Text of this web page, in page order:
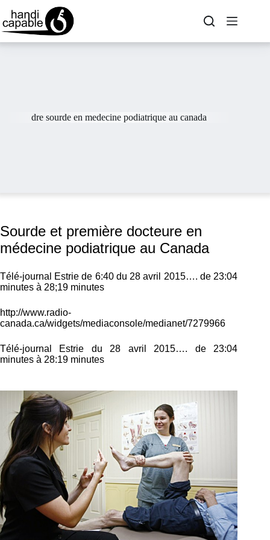
dre sourde en medecine podiatrique au canada
Sourde et première docteure en
médecine podiatrique au Canada
Télé-journal Estrie de 6:40 du 28 avril 2015…. de 23:04
minutes à 28;19 minutes
http://www.radio-
canada.ca/widgets/mediaconsole/medianet/7279966
Télé-journal Estrie du 28 avril 2015…. de 23:04
minutes à 28:19 minutes